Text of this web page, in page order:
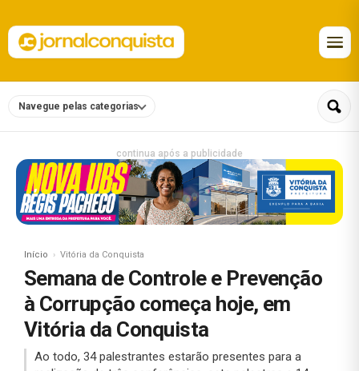
Navegue pelas categorias
continua após a publicidade
Início Vitória da Conquista
Semana de Controle e Prevenção
à Corrupção começa hoje, em
Vitória da Conquista
Ao todo, 34 palestrantes estarão presentes para a